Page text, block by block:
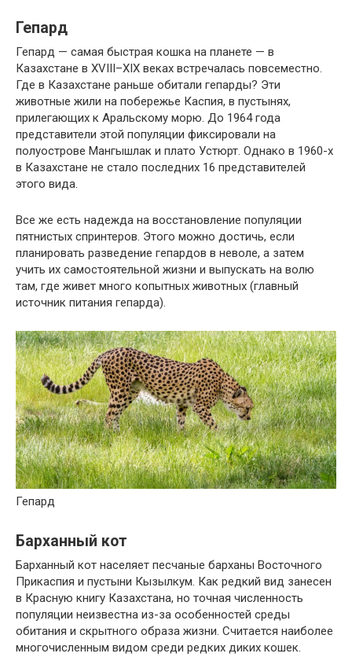
Гепард
Гепард — самая быстрая кошка на планете — в
Казахстане в XVIII–XIX веках встречалась повсеместно.
Где в Казахстане раньше обитали гепарды? Эти
животные жили на побережье Каспия, в пустынях,
прилегающих к Аральскому морю. До 1964 года
представители этой популяции фиксировали на
полуострове Мангышлак и плато Устюрт. Однако в 1960-х
в Казахстане не стало последних 16 представителей
этого вида.
Все же есть надежда на восстановление популяции
пятнистых спринтеров. Этого можно достичь, если
планировать разведение гепардов в неволе, а затем
учить их самостоятельной жизни и выпускать на волю
там, где живет много копытных животных (главный
источник питания гепарда).
Гепард
Барханный кот
Барханный кот населяет песчаные барханы Восточного
Прикаспия и пустыни Кызылкум. Как редкий вид занесен
в Красную книгу Казахстана, но точная численность
популяции неизвестна из-за особенностей среды
обитания и скрытного образа жизни. Считается наиболее
многочисленным видом среди редких диких кошек.